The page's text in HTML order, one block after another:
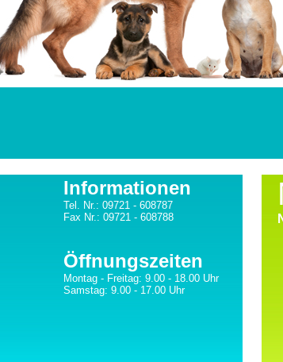
Informationen
Tel. Nr.: 09721 - 608787
Fax Nr.: 09721 - 608788
Öffnungszeiten
Montag - Freitag: 9.00 - 18.00 Uhr
Samstag: 9.00 - 17.00 Uhr